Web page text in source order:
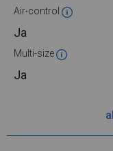
Air-control
Ja
Multi-size
Ja